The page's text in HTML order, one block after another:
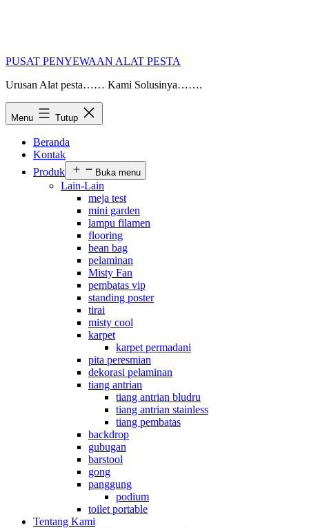
PUSAT PENYEWAAN ALAT PESTA
Urusan Alat pesta…… Kami Solusinya…….
Menu Tutup
Beranda
Kontak
Produk
Buka menu
Lain-Lain
meja test
mini garden
lampu filamen
flooring
bean bag
pelaminan
Misty Fan
pembatas vip
standing poster
tirai
misty cool
karpet
karpet permadani
pita peresmian
dekorasi pelaminan
tiang antrian
tiang antrian bludru
tiang antrian stainless
tiang pembatas
backdrop
gubugan
barstool
gong
panggung
podium
toilet portable
Tentang Kami